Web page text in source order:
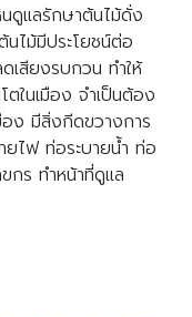
ดูแลรักษาต้นไม้ดั่ง
ไม้มีประโยชน์ต่อ
เสียงรบกวน ทำให้
ตในเมือง จำเป็นต้อง
อง มีสิ่งกีดขวางการ
ไฟ ท่อระบายน้ำ ท่อ
กร ทำหน้าที่ดูแล